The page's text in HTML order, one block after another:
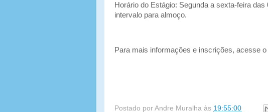
Horário do Estágio: Segunda a sexta-feira
intervalo para almoço.
Para mais informações e inscrições, acesse o
Postado por Andre Muralha às 19:55:00